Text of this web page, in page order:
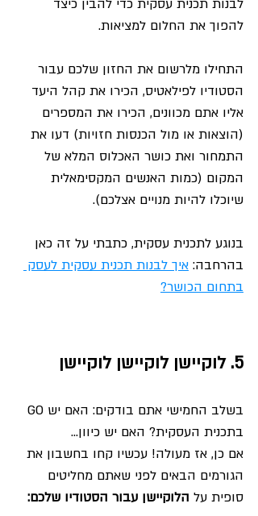
לבנות תכנית עסקית כדי להבין כיצד
להפוך את החלום למציאות.
התחילו מלרשום את החזון שלכם עבור
הסטודיו לפילאטיס, הכירו את קהל היעד
אליו אתם מכוונים, הכירו את המספרים
(הוצאות או מול הכנסות חזויות) דעו את
התמחור ואת כושר האכלוס המלא של
המקום (כמות האנשים המקסימאלית
שיוכלו להיות מנויים אצלכם).
בנוגע לתכנית עסקית, כתבתי על זה כאן
בהרחבה: איך לבנות תכנית עסקית לעסק
בתחום הכושר?
5. לוקיישן לוקיישן לוקיישן
בתכנית העסקית? האם יש כיוון...
אם כן, אז מעולה! עכשיו קחו בחשבון את
הגורמים הבאים לפני שאתם מחליטים
סופית על הלוקיישן עבור הסטודיו שלכם: